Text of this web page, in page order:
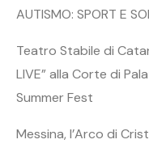
AUTISMO: SPORT E
Teatro Stabile di
LIVE” alla Corte di
Summer Fest
Messina, l’Arco di